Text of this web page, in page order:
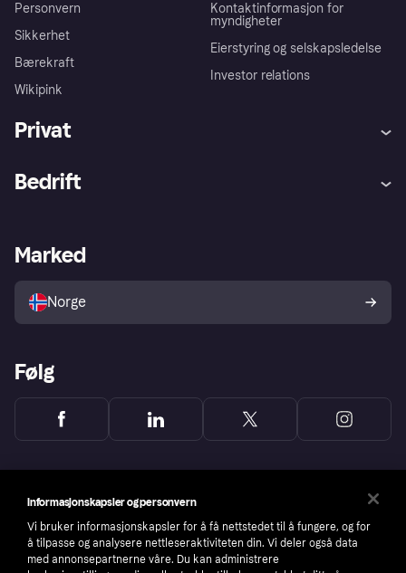
Personvern
Sikkerhet
Bærekraft
Wikipink
Kontaktinformasjon for
myndigheter
Eierstyring og selskapsledelse
Investor relations
Privat
Utforsk butikker
Bedrift
Merchant portal
Marked
Norge
Følg
Informasjonskapsler og personvern
Vi bruker informasjonskapsler for å få nettstedet til å fungere, og for
å tilpasse og analysere nettleseraktiviteten din. Vi deler også data
med annonsepartnerne våre. Du kan administrere